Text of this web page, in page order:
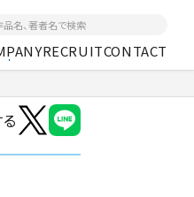
RECRUITCONTACT